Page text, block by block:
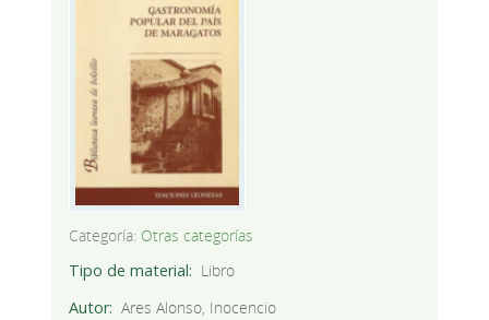
Categoría: Otras categorías
Tipo de material
Libro
Autor
Ares Alonso, Inocencio